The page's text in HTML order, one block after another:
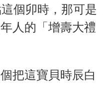
e
個卯時，那可是
人的「增壽大禮
把這寶貝時辰白